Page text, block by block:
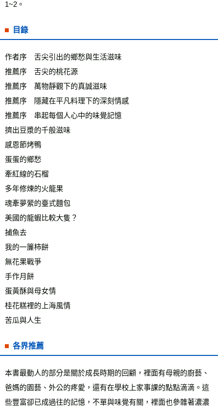
1~2。
目錄
作者序　舌尖引出的鄉愁與生活滋味
推薦序　舌尖的桃花源
推薦序　萬物靜觀下的真誠滋味
推薦序　隱藏在平凡料理下的深刻情感
推薦序　串起每個人心中的味覺記憶
擠出豆漿的千般滋味
感恩節烤鴨
蛋蛋的鄉愁
牽紅線的石榴
多年修煉的火龍果
魂牽夢縈的臺式麵包
美國的龍蝦比較大隻？
捕魚去
我的一簾柿餅
無花果戰爭
手作月餅
蛋黃酥與母女情
桂花糕裡的上海風情
苦瓜與人生
各界推薦
本書最動人的部分是關於成長時期的回顧，裡面有母親的廚藝、
爸媽的園藝、外公的疼愛，還有在學校上家事課的點點滴滴。這
些豐富卻已成過往的記憶，不單與味覺有關，裡面也參雜著濃濃